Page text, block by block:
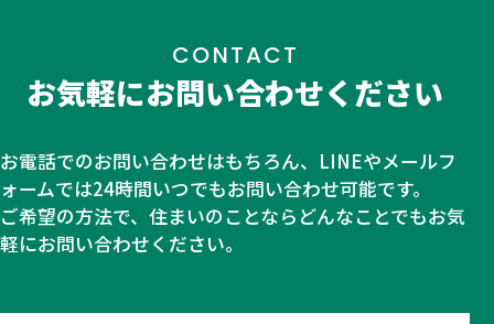
CONTACT
お気軽にお問い合わせください
お電話でのお問い合わせはもちろん、LINEやメールフ
ォームでは24時間いつでもお問い合わせ可能です。
ご希望の方法で、住まいのことならどんなことでもお気
軽にお問い合わせください。